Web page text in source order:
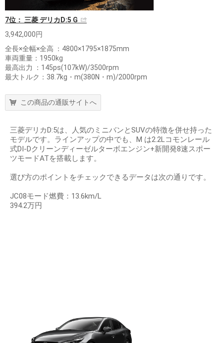
7位： 三菱 デリカD:5 G
3,942,000円
全長×全幅×全高 ：4800×1795×1875mm
車両重量：1950kg
最高出力 ：145ps(107kW)/3500rpm
最大トルク：38.7kg・m(380N・m)/2000rpm
この商品の通販サイトへ
三菱デリカD:5は、人気のミニバンとSUVの特徴を併せ持った
モデルです。ラインアップの中でも、M は2.2Lコモンレール
式DI‐Dクリーンディーゼルターボエンジン+新開発8速スポー
ツモードATを搭載します。
選び方のポイントをチェックできるデータは次の通りです。
JC08モード燃費：13.6km/L
394.2万円